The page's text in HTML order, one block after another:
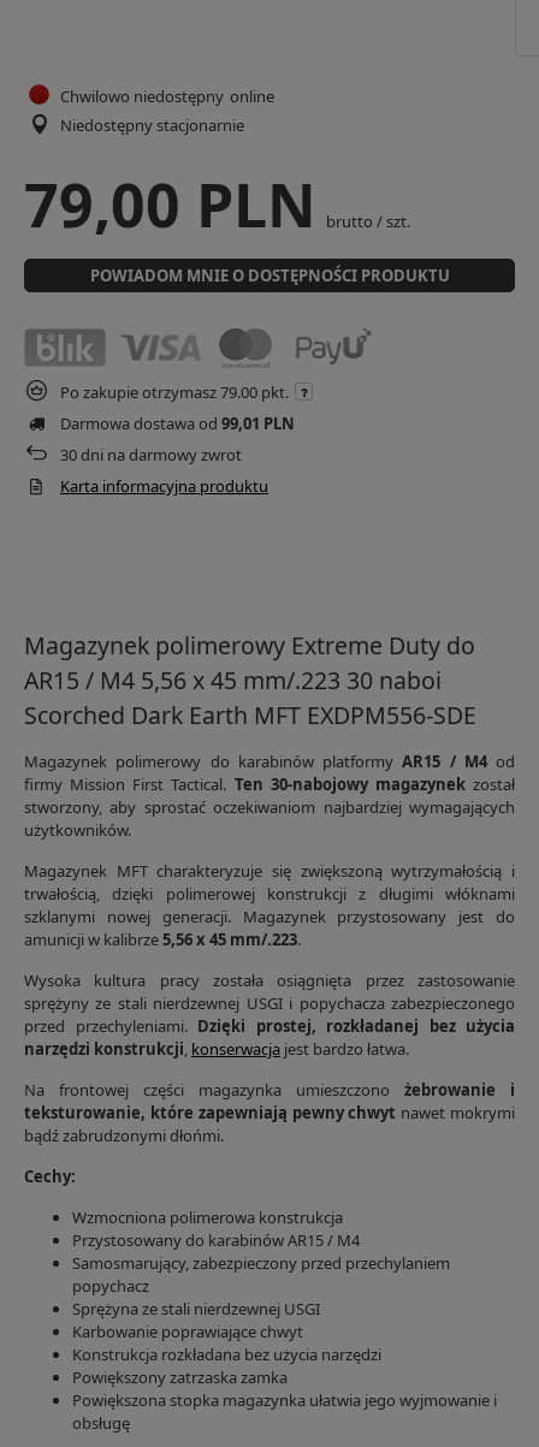
Chwilowo niedostępny online
Niedostępny stacjonarnie
79,00 PLN brutto /szt.
POWIADOM MNIE O DOSTĘPNOŚCI PRODUKTU
Po zakupie otrzymasz79.00 pkt.
Darmowa dostawa od 99,01 PLN
30dni na darmowy zwrot
Karta informacyjna produktu
Magazynek polimerowy Extreme Duty do
AR15 / M4 5,56 x 45 mm/.223 30 naboi
Scorched Dark Earth MFT EXDPM556-SDE
Magazynek polimerowy do karabinów platformyAR15 / M4od
firmy Mission First Tactical. Ten 30-nabojowy magazynekzostał
stworzony, aby sprostać oczekiwaniom najbardziej wymagających
użytkowników.
Magazynek MFT charakteryzuje się zwiększoną wytrzymałością i
trwałością, dzięki polimerowej konstrukcji z długimi włóknami
szklanymi nowej generacji. Magazynek przystosowany jest do
amunicji w kalibrze5,56 x 45 mm/.223.
Wysoka kultura pracy została osiągnięta przez zastosowanie
sprężyny ze stali nierdzewnej USGI i popychacza zabezpieczonego
przed przechyleniami. Dzięki prostej, rozkładanej bez użycia
narzędzi konstrukcji, konserwacja jest bardzo łatwa.
Na frontowej części magazynka umieszczono żebrowanie i
teksturowanie, które zapewniają pewny chwyt nawet mokrymi
bądź zabrudzonymi dłońmi.
Cechy:
Wzmocniona polimerowa konstrukcja
Przystosowany do karabinów AR15 / M4
Samosmarujący, zabezpieczony przed przechylaniem
popychacz
Sprężyna ze stali nierdzewnej USGI
Karbowanie poprawiające chwyt
Konstrukcja rozkładana bez użycia narzędzi
Powiększony zatrzaska zamka
Powiększona stopka magazynka ułatwia jego wyjmowanie i
obsługę